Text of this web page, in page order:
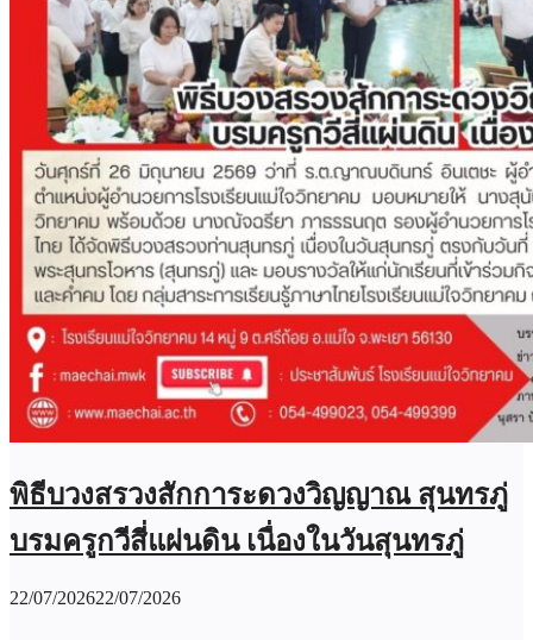
พิธีบวงสรวงสักการะดวงวิญญาณ สุนทรภู่
บรมครูกวีสี่แผ่นดิน เนื่องในวันสุนทรภู่
22/07/202622/07/2026